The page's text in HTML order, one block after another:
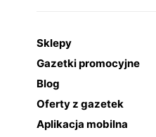
Sklepy
Gazetki promocyjne
Blog
Oferty z gazetek
Aplikacja mobilna